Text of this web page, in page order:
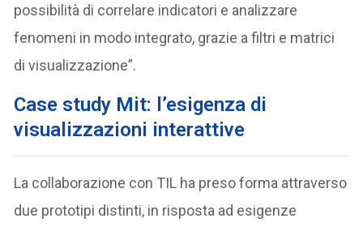
possibilità di correlare indicatori e analizzare
fenomeni in modo integrato, grazie a filtri e matrici
di visualizzazione”.
Case study Mit: l’esigenza di
visualizzazioni interattive
La collaborazione con TIL ha preso forma attraverso
due prototipi distinti, in risposta ad esigenze